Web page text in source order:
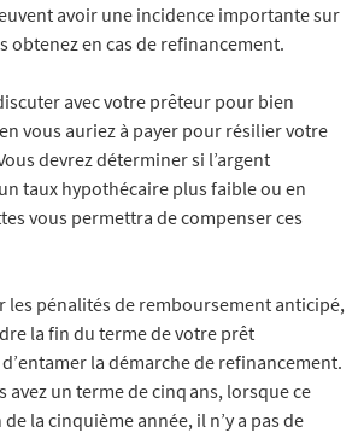
avoir une incidence importante sur
obtenez en cas de refinancement.
avec votre prêteur pour bien
vous auriez à payer pour résilier votre
devrez déterminer si l’argent
taux hypothécaire plus faible ou en
vous permettra de compenser ces
les pénalités de remboursement anticipé,
la fin du terme de votre prêt
la démarche de refinancement.
avez un terme de cinq ans, lorsque ce
la cinquième année, il n’y a pas de